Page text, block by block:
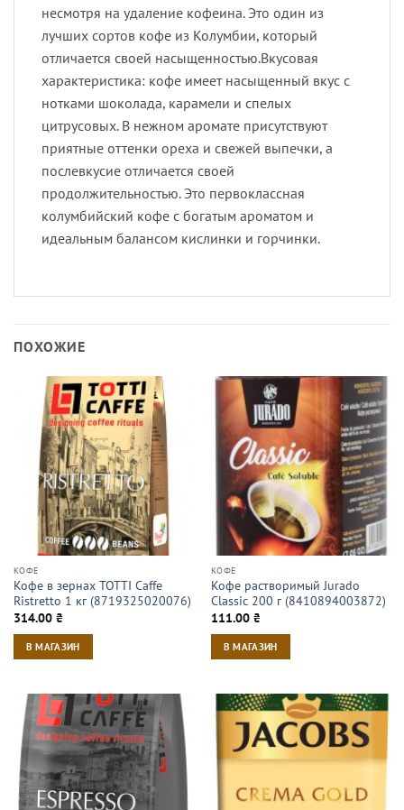
несмотря на удаление кофеина. Это один из
лучших сортов кофе из Колумбии, который
отличается своей насыщенностью.Вкусовая
характеристика: кофе имеет насыщенный вкус с
нотками шоколада, карамели и спелых
цитрусовых. В нежном аромате присутствуют
приятные оттенки ореха и свежей выпечки, а
послевкусие отличается своей
продолжительностью. Это первоклассная
колумбийский кофе с богатым ароматом и
идеальным балансом кислинки и горчинки.
ПОХОЖИЕ
КОФЕ
Кофе в зернах TOTTI Caffe
Ristretto 1 кг (8719325020076)
314.00 ₴
В МАГАЗИН
КОФЕ
Кофе растворимый Jurado
Classic 200 г (8410894003872)
111.00 ₴
В МАГАЗИН